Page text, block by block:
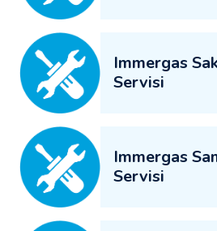
Immergas
Servisi
Immergas
Servisi